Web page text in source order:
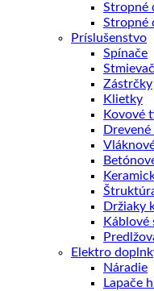
Stropné
Stropné
Príslušenstvo
Spínače
Zástrčky
Klietky
Kovové
Držiaky
Káblové
Elektro
Náradie
Lapače